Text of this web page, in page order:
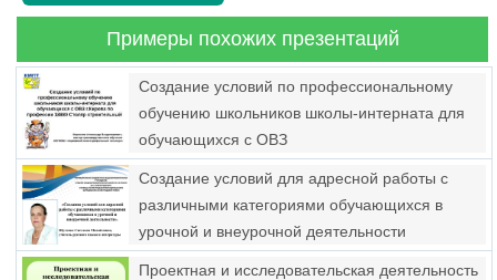
Примеры похожих презентаций
Создание условий по профессиональному
обучению школьников школы-интерната для
обучающихся с ОВЗ
Создание условий для адресной работы с
различными категориями обучающихся в
урочной и внеурочной деятельности
Проектная и исследовательская деятельность